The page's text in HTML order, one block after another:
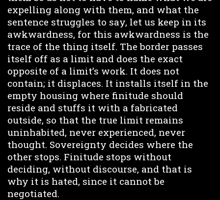
expelling along with them, and what the
sentence struggles to say, let us keep in its
awkwardness, for this awkwardness is the
trace of the thing itself. The border passes
itself off as a limit and does the exact
opposite of a limit’s work. It does not
contain; it displaces. It installs itself in the
empty housing where finitude should
reside and stuffs it with a fabricated
outside, so that the true limit remains
uninhabited, never experienced, never
thought. Sovereignty decides where the
other stops. Finitude stops without
deciding, without discourse, and that is
why it is hated, since it cannot be
negotiated.